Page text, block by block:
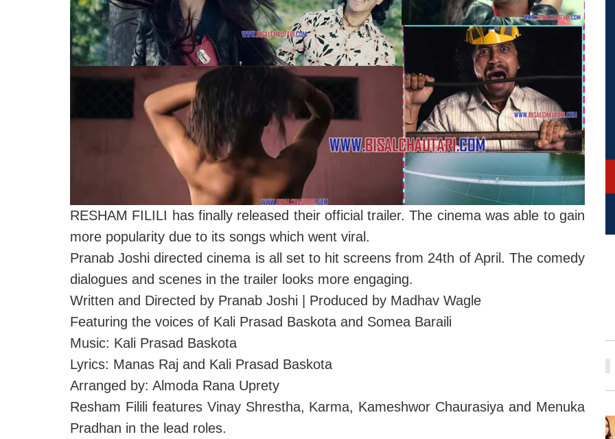
RESHAM FILILI has finally released their official trailer. The cinema was able to gain
more popularity due to its songs which went viral.
Pranab Joshi directed cinema is all set to hit screens from 24th of April. The comedy
dialogues and scenes in the trailer looks more engaging.
Written and Directed by Pranab Joshi | Produced by Madhav Wagle
Featuring the voices of Kali Prasad Baskota and Somea Baraili
Music: Kali Prasad Baskota
Lyrics: Manas Raj and Kali Prasad Baskota
Arranged by: Almoda Rana Uprety
Resham Filili features Vinay Shrestha, Karma, Kameshwor Chaurasiya and Menuka
Pradhan in the lead roles.